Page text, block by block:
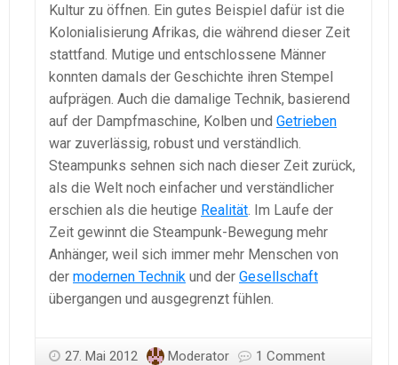
Kultur zu öffnen. Ein gutes Beispiel dafür ist die
Kolonialisierung Afrikas, die während dieser Zeit
stattfand. Mutige und entschlossene Männer
konnten damals der Geschichte ihren Stempel
aufprägen. Auch die damalige Technik, basierend
auf der Dampfmaschine, Kolben und Getrieben
war zuverlässig, robust und verständlich.
Steampunks sehnen sich nach dieser Zeit zurück,
als die Welt noch einfacher und verständlicher
erschien als die heutige Realität . Im Laufe der
Zeit gewinnt die Steampunk-Bewegung mehr
Anhänger, weil sich immer mehr Menschen von
der modernen Technik und der Gesellschaft
übergangen und ausgegrenzt fühlen.
27. Mai 2012 Moderator 1 Comment